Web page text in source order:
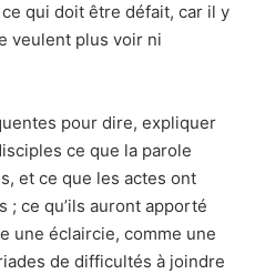
qui doit être défait, car il y
veulent plus voir ni
pour dire, expliquer
ce que la parole
et ce que les actes ont
; ce qu’ils auront apporté
une éclaircie, comme une
de difficultés à joindre